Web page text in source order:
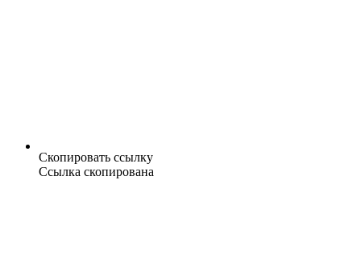
Скопировать ссылку
Ссылка скопирована